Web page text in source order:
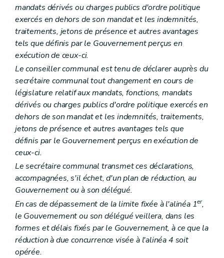
Art. L1523-8
Art. L1523-9
Art. L1523-10
Sous-section 2
L'assemblée générale
Art. L1523-11
Art. L1523-12
Art. L1523-13
Art. L1523-14
Sous-section 3 Le conseil d'administration
Art. L1523-15
Art. L1523-16
Sous-section 4 Le comité de rémunération
Art. L1523-17
Sous-section 5 Les organes restreints de gestion
Art. L1523-18
Art. L1523-19
Art. L1523-20
Section 4 Dissolution et liquidation
Art. L1523-21
Art. L1523-22
Section 5 Dispositions diverses
Art. L1523-23
Art. L1523-24
Art. L1523-25
mandats dérivés ou charges publics d'ordre politique
exercés en dehors de son mandat et les indemnités,
traitements, jetons de présence et autres avantages
tels que définis par le Gouvernement perçus en
exécution de ceux-ci.
Le conseiller communal est tenu de déclarer auprès du
secrétaire communal tout changement en cours de
législature relatif aux mandats, fonctions, mandats
dérivés ou charges publics d'ordre politique exercés en
dehors de son mandat et les indemnités, traitements,
jetons de présence et autres avantages tels que
définis par le Gouvernement perçus en exécution de
ceux-ci.
Le secrétaire communal transmet ces déclarations,
accompagnées, s'il échet, d'un plan de réduction, au
Gouvernement ou à son délégué.
En cas de dépassement de la limite fixée à l'alinéa 1er,
le Gouvernement ou son délégué veillera, dans les
formes et délais fixés par le Gouvernement, à ce que la
réduction à due concurrence visée à l'alinéa 4 soit
opérée.